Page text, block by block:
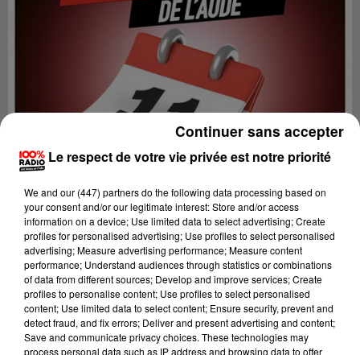
Lecture (1 min 14 sec)
Le respect de votre vie privée est notre priorité
We and our (447) partnersdo the following data processing based on
your consent and/or our legitimate interest: Store and/or access
information on a device; Use limited data to select advertising; Create
profiles for personalised advertising; Use profiles to select personalised
advertising; Measure advertising performance; Measure content
performance; Understand audiences through statistics or combinations
of data from different sources; Develop and improve services; Create
profiles to personalise content; Use profiles to select personalised
content; Use limited data to select content; Ensure security, prevent and
detect fraud, and fix errors; Deliver and present advertising and content;
Save and communicate privacy choices. These technologies may
process personal data such as IP address and browsing data to offer
Continuer sans accepter